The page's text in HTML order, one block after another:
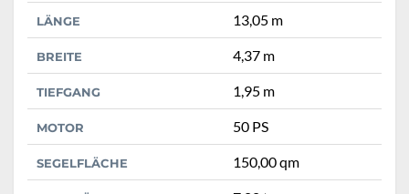
LÄNGE 13,05 m
BREITE 4,37 m
TIEFGANG 1,95 m
MOTOR 50 PS
SEGELFLÄCHE 150,00 qm